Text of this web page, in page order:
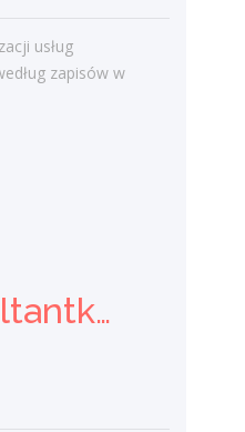
budowlane,
konstrukcji
o.o.
usług
zapisów w
Konsultant / Konsultantka ds. żywienia